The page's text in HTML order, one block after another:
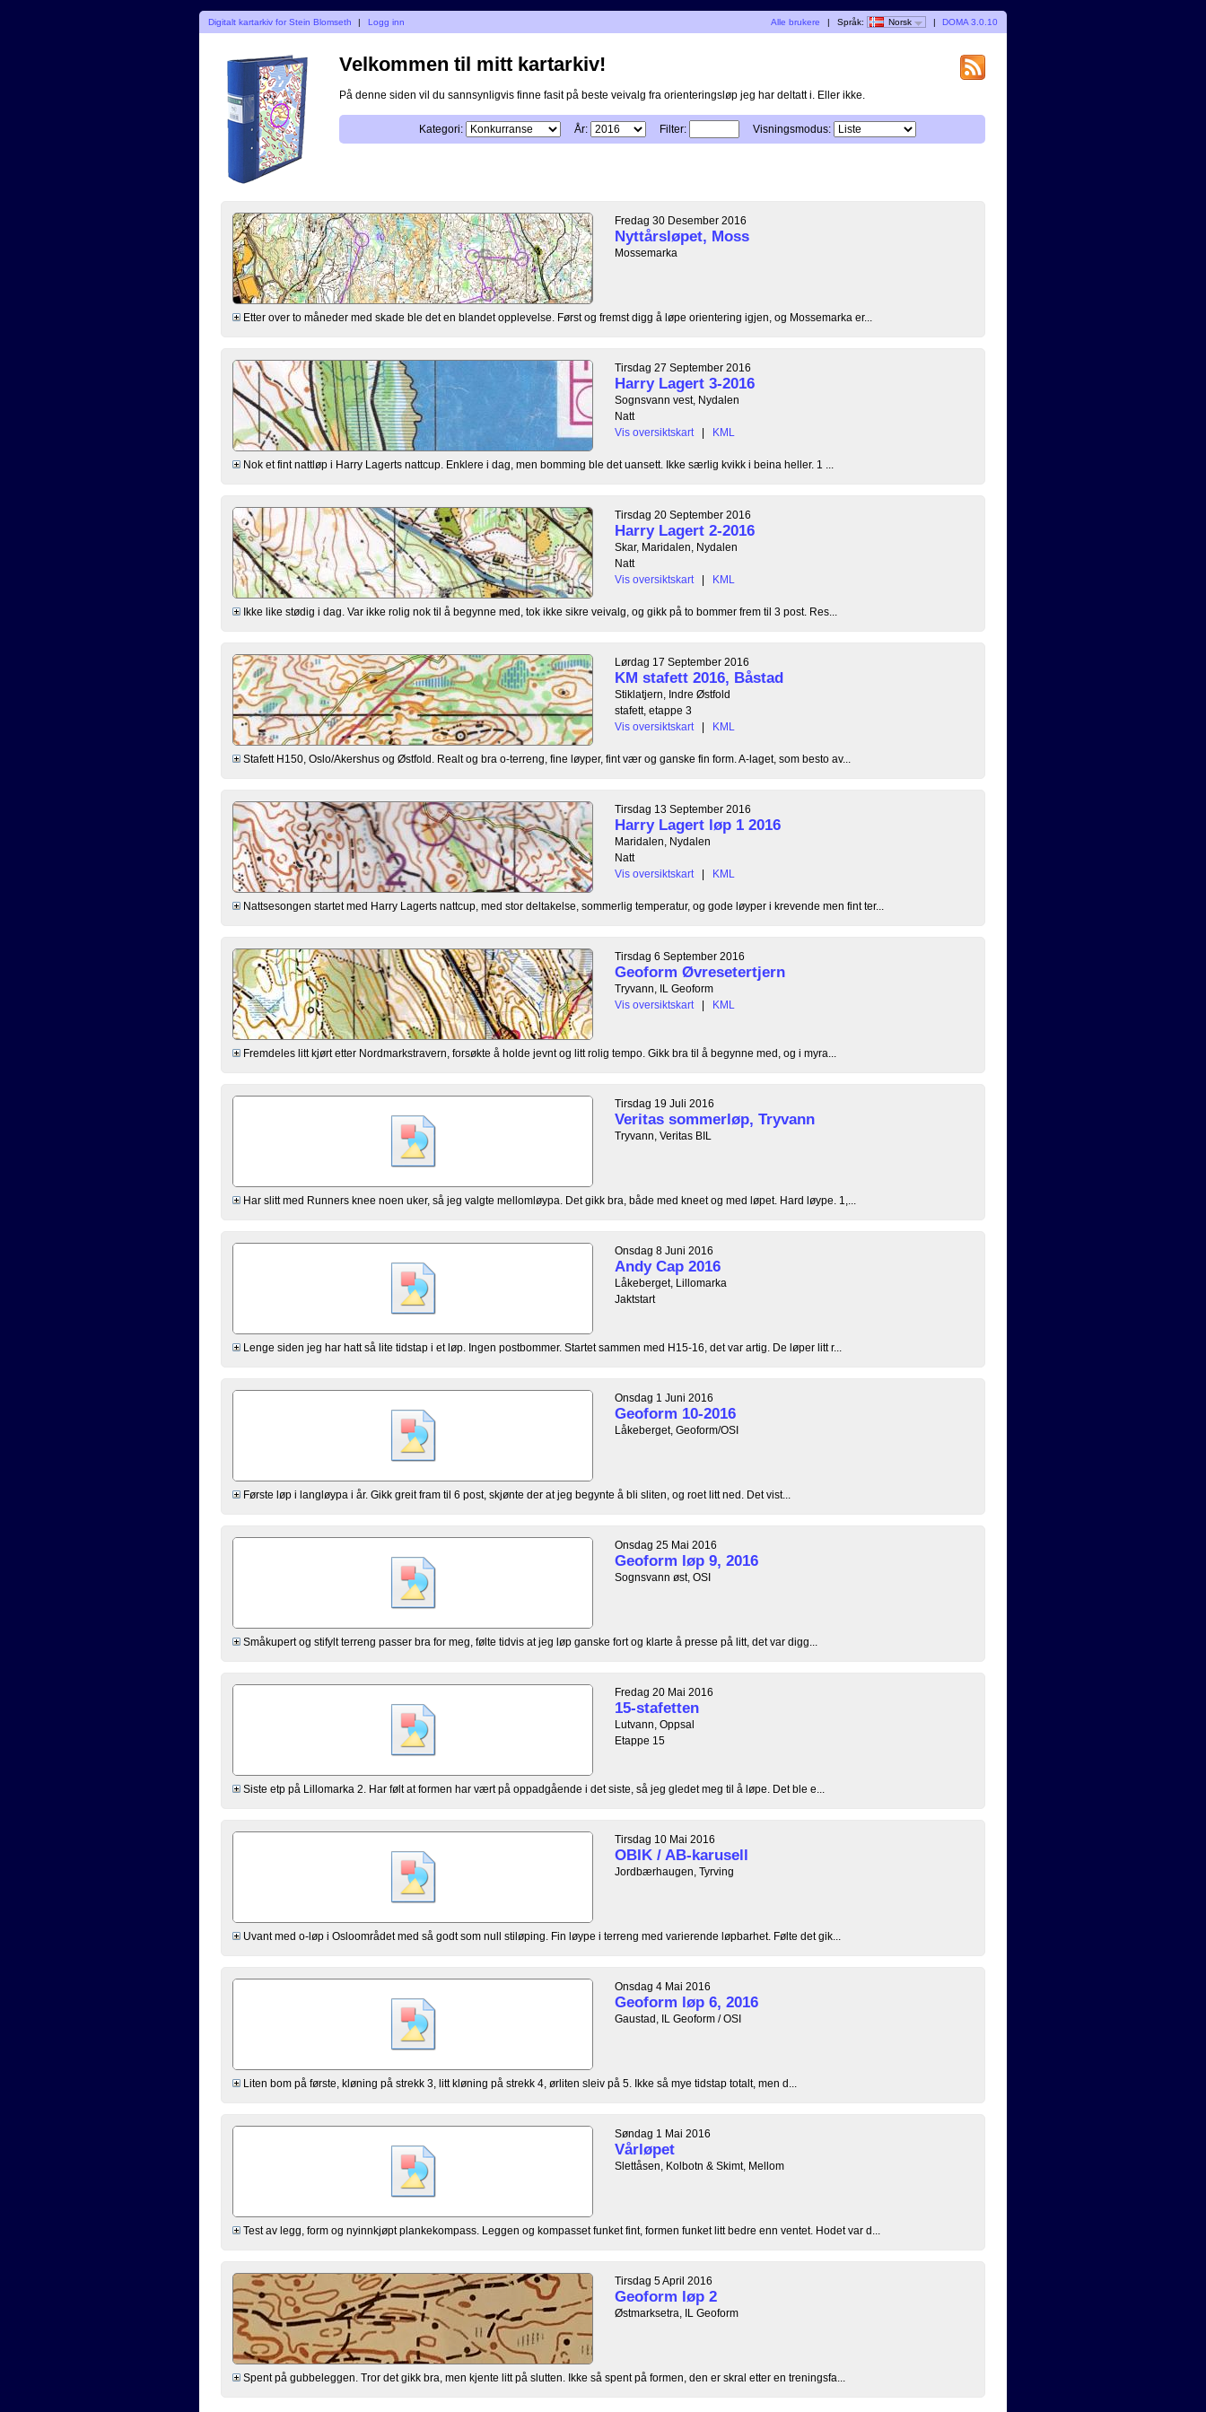
Digitalt kartarkiv for Stein Blomseth | Logg inn Alle brukere | Språk: Norsk | DOMA 3.0.10
Velkommen til mitt kartarkiv!
På denne siden vil du sannsynligvis finne fasit på beste veivalg fra orienteringsløp jeg har deltatt i. Eller ikke.
Kategori: År: Filter: Visningsmodus:
Fredag 30 Desember 2016
Nyttårsløpet, Moss
Mossemarka
Etter over to måneder med skade ble det en blandet opplevelse. Først og fremst digg å løpe orientering igjen, og Mossemarka er...
Tirsdag 27 September 2016
Harry Lagert 3-2016
Sognsvann vest, Nydalen
Natt
Vis oversiktskart
| KML
Nok et fint nattløp i Harry Lagerts nattcup. Enklere i dag, men bomming ble det uansett. Ikke særlig kvikk i beina heller. 1 ...
Tirsdag 20 September 2016
Harry Lagert 2-2016
Skar, Maridalen, Nydalen
Natt
Vis oversiktskart
| KML
Ikke like stødig i dag. Var ikke rolig nok til å begynne med, tok ikke sikre veivalg, og gikk på to bommer frem til 3 post. Res...
Lørdag 17 September 2016
KM stafett 2016, Båstad
Stiklatjern, Indre Østfold
stafett, etappe 3
Vis oversiktskart
| KML
Stafett H150, Oslo/Akershus og Østfold. Realt og bra o-terreng, fine løyper, fint vær og ganske fin form. A-laget, som besto av...
Tirsdag 13 September 2016
Harry Lagert løp 1 2016
Maridalen, Nydalen
Natt
Vis oversiktskart
| KML
Nattsesongen startet med Harry Lagerts nattcup, med stor deltakelse, sommerlig temperatur, og gode løyper i krevende men fint ter...
Tirsdag 6 September 2016
Geoform Øvresetertjern
Tryvann, IL Geoform
Vis oversiktskart
| KML
Fremdeles litt kjørt etter Nordmarkstravern, forsøkte å holde jevnt og litt rolig tempo. Gikk bra til å begynne med, og i myra...
Tirsdag 19 Juli 2016
Veritas sommerløp, Tryvann
Tryvann, Veritas BIL
Har slitt med Runners knee noen uker, så jeg valgte mellomløypa. Det gikk bra, både med kneet og med løpet. Hard løype. 1,...
Onsdag 8 Juni 2016
Andy Cap 2016
Låkeberget, Lillomarka
Jaktstart
Lenge siden jeg har hatt så lite tidstap i et løp. Ingen postbommer. Startet sammen med H15-16, det var artig. De løper litt r...
Onsdag 1 Juni 2016
Geoform 10-2016
Låkeberget, Geoform/OSI
Første løp i langløypa i år. Gikk greit fram til 6 post, skjønte der at jeg begynte å bli sliten, og roet litt ned. Det vist...
Onsdag 25 Mai 2016
Geoform løp 9, 2016
Sognsvann øst, OSI
Småkupert og stifylt terreng passer bra for meg, følte tidvis at jeg løp ganske fort og klarte å presse på litt, det var digg...
Fredag 20 Mai 2016
15-stafetten
Lutvann, Oppsal
Etappe 15
Siste etp på Lillomarka 2. Har følt at formen har vært på oppadgående i det siste, så jeg gledet meg til å løpe. Det ble e...
Tirsdag 10 Mai 2016
OBIK / AB-karusell
Jordbærhaugen, Tyrving
Uvant med o-løp i Osloområdet med så godt som null stiløping. Fin løype i terreng med varierende løpbarhet. Følte det gik...
Onsdag 4 Mai 2016
Geoform løp 6, 2016
Gaustad, IL Geoform / OSI
Liten bom på første, kløning på strekk 3, litt kløning på strekk 4, ørliten sleiv på 5. Ikke så mye tidstap totalt, men d...
Søndag 1 Mai 2016
Vårløpet
Slettåsen, Kolbotn & Skimt, Mellom
Test av legg, form og nyinnkjøpt plankekompass. Leggen og kompasset funket fint, formen funket litt bedre enn ventet. Hodet var d...
Tirsdag 5 April 2016
Geoform løp 2
Østmarksetra, IL Geoform
Spent på gubbeleggen. Tror det gikk bra, men kjente litt på slutten. Ikke så spent på formen, den er skral etter en treningsfa...